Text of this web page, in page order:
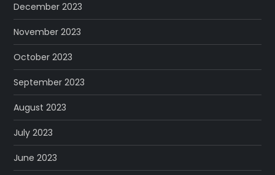
December 2023
November 2023
October 2023
September 2023
August 2023
July 2023
June 2023